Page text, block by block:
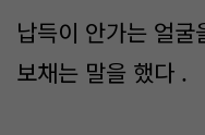
납득이 안가는 얼
보채는 말을 했다 .